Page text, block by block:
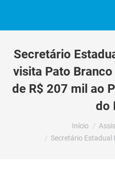
Secretário
visita Pato
de R$ 207 mil ao
do
Início
Secretário Estadual